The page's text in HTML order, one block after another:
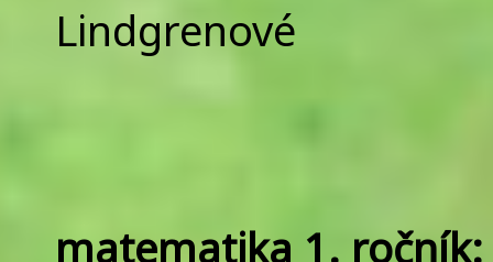
Lindgrenové
matematika 1. ročník: